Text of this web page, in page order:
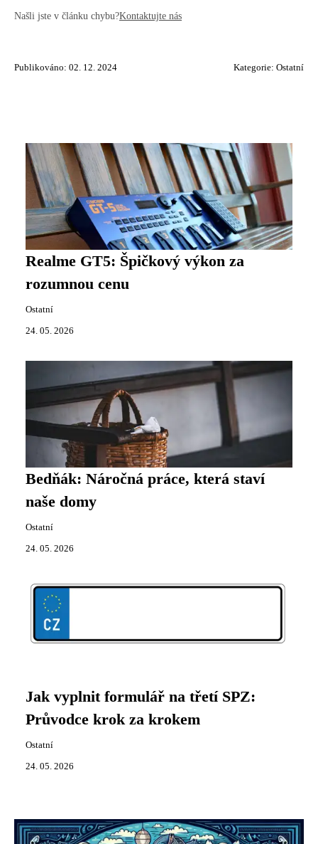
Našli jste v článku chybu?Kontaktujte nás
Publikováno: 02. 12. 2024 Kategorie: Ostatní
Realme GT5: Špičkový výkon za
rozumnou cenu
Ostatní
24. 05. 2026
Bedňák: Náročná práce, která staví
naše domy
Ostatní
24. 05. 2026
Jak vyplnit formulář na třetí SPZ:
Průvodce krok za krokem
Ostatní
24. 05. 2026